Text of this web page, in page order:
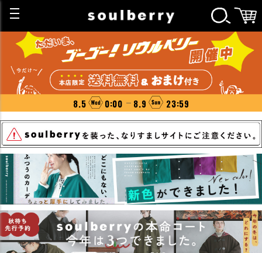
8.5 0:00 8.9 23:59